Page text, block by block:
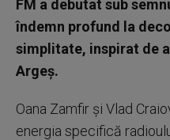
FM a debutat sub
îndemn profund la
simplitate, inspirat de
Argeș.
Oana Zamfir și Vlad
energia specifică